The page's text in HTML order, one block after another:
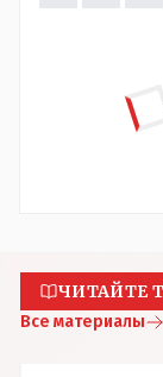
ЧИТАЙТЕ
Все материалы